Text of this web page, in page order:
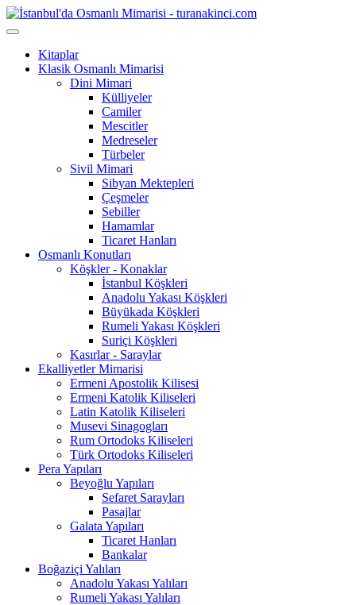
Kitaplar
Klasik Osmanlı Mimarisi
Dini Mimari
Külliyeler
Camiler
Mescitler
Medreseler
Türbeler
Sivil Mimari
Sibyan Mektepleri
Çeşmeler
Sebiller
Hamamlar
Ticaret Hanları
Osmanlı Konutları
Köşkler - Konaklar
İstanbul Köşkleri
Anadolu Yakası Köşkleri
Büyükada Köşkleri
Rumeli Yakası Köşkleri
Suriçi Köşkleri
Kasırlar - Saraylar
Ekalliyetler Mimarisi
Ermeni Apostolik Kilisesi
Ermeni Katolik Kiliseleri
Latin Katolik Kiliseleri
Musevi Sinagogları
Rum Ortodoks Kiliseleri
Türk Ortodoks Kiliseleri
Pera Yapıları
Beyoğlu Yapıları
Sefaret Sarayları
Pasajlar
Galata Yapıları
Ticaret Hanları
Bankalar
Boğaziçi Yalıları
Anadolu Yakası Yalıları
Rumeli Yakası Yalıları